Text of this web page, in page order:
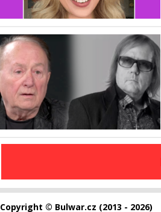
Copyright © Bulwar.cz (2013 - 2026)